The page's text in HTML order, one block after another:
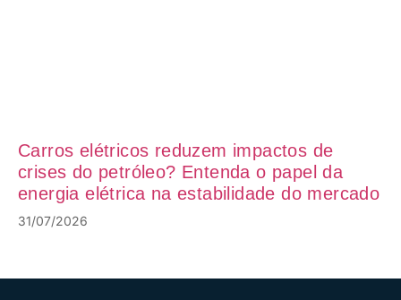
Carros elétricos reduzem impactos de
crises do petróleo? Entenda o papel da
energia elétrica na estabilidade do mercado
31/07/2026